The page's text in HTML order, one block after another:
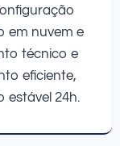
em nuvem e
técnico e
eficiente,
estável 24h.